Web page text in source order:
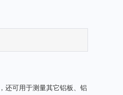
可用于测量其它铝板、铝